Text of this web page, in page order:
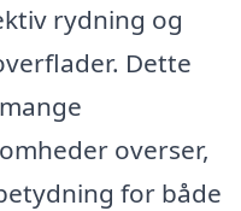
rydning og
Dette
overser,
for både